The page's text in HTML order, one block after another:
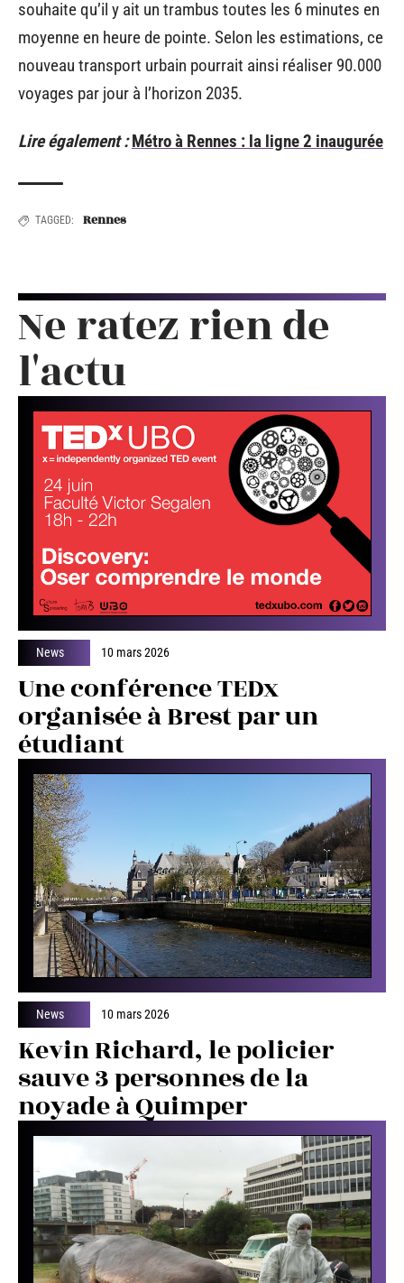
souhaite qu’il y ait un trambus toutes les 6 minutes en
moyenne en heure de pointe. Selon les estimations, ce
nouveau transport urbain pourrait ainsi réaliser 90.000
voyages par jour à l’horizon 2035.
Lire également : Métro à Rennes : la ligne 2 inaugurée
TAGGED: Rennes
Ne ratez rien de
l'actu
News 10 mars 2026
Une conférence TEDx
organisée à Brest par un
étudiant
News 10 mars 2026
Kevin Richard, le policier
sauve 3 personnes de la
noyade à Quimper